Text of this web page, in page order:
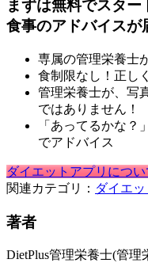
まずは無料でスタ
食事のアドバイスが
専属の管理栄養士
食制限なし！正し
管理栄養士が、写
ではありません！
「あってるかな
でアドバイス
ダイエットアプリにつ
関連カテゴリ： ダイエッ
著者
DietPlus管理栄養士(管理